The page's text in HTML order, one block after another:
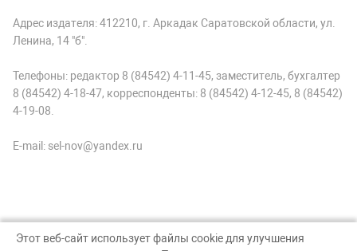
Адрес издателя: 412210, г. Аркадак Саратовской области, ул.
Ленина, 14 "б".
Телефоны: редактор 8 (84542) 4-11-45, заместитель, бухгалтер
8 (84542) 4-18-47, корреспонденты: 8 (84542) 4-12-45, 8 (84542)
4-19-08.
E-mail: sel-nov@yandex.ru
Этот веб-сайт использует файлы cookie для улучшения